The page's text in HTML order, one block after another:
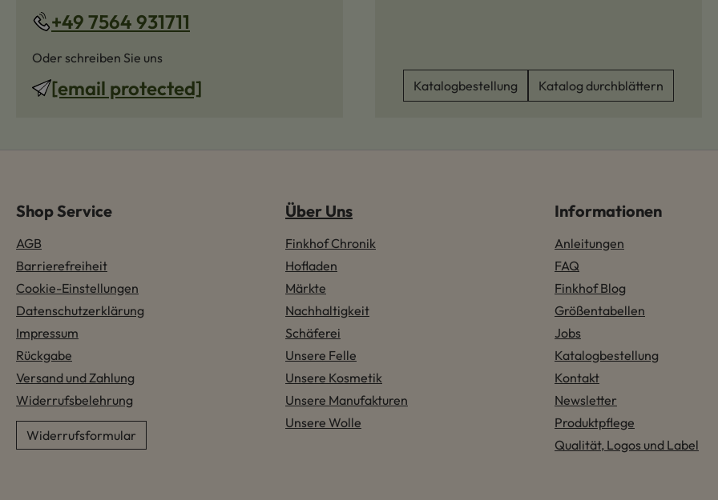
+49 7564 931711
Oder schreiben Sie uns
[email protected] Katalogbestellung Katalog durchblättern
Shop Service
AGB
Barrierefreiheit
Cookie-Einstellungen
Datenschutzerklärung
Impressum
Rückgabe
Versand und Zahlung
Widerrufsbelehrung
Widerrufsformular
Über Uns
Finkhof Chronik
Hofladen
Märkte
Nachhaltigkeit
Schäferei
Unsere Felle
Unsere Kosmetik
Unsere Manufakturen
Unsere Wolle
Informationen
Anleitungen
FAQ
Finkhof Blog
Größentabellen
Jobs
Katalogbestellung
Kontakt
Newsletter
Produktpflege
Qualität, Logos und Label